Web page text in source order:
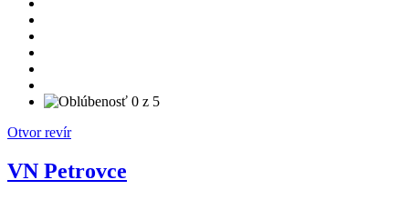
Otvor revír
VN Petrovce